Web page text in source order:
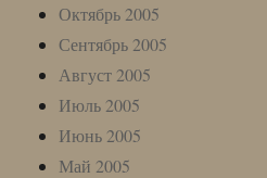
Октябрь 2005
Сентябрь 2005
Август 2005
Июль 2005
Июнь 2005
Май 2005